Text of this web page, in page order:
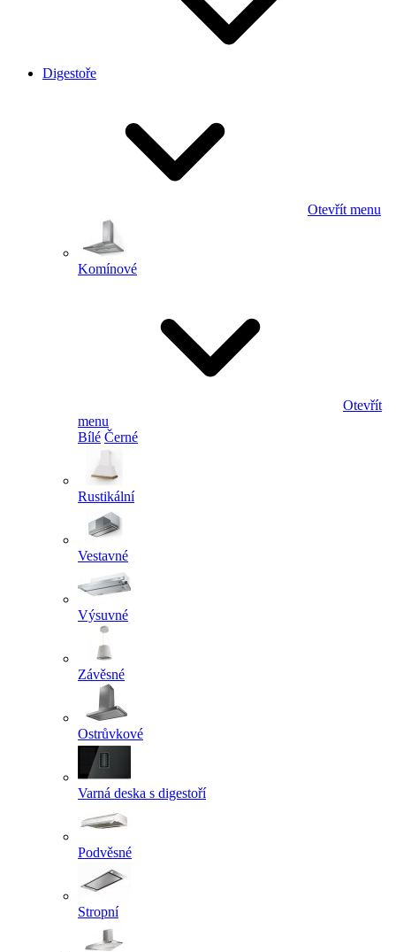
Digestoře
Otevřít menu
Komínové
Otevřít
menu
Bílé Černé
Rustikální
Vestavné
Výsuvné
Závěsné
Ostrůvkové
Varná deska s digestoří
Podvěsné
Stropní